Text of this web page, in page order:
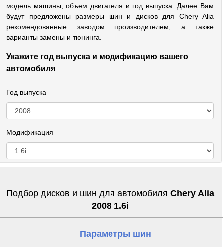
модель машины, объем двигателя и год выпуска. Далее Вам
будут предложены размеры шин и дисков для Chery Alia
рекомендованные заводом производителем, а также
варианты замены и тюнинга.
Укажите год выпуска и модификацию вашего
автомобиля
Год выпуска
Модификация
Подбор дисков и шин для автомобиля Chery Alia
2008 1.6i
Параметры шин